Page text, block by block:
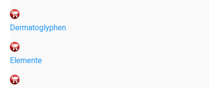
Dermatoglyphen
Elemente